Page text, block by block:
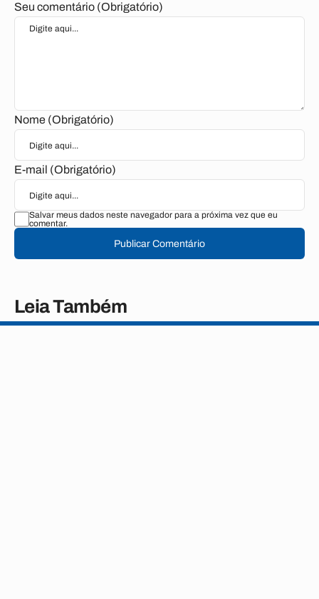
Seu comentário (Obrigatório)
Nome (Obrigatório)
E-mail (Obrigatório)
Salvar meus dados neste navegador para a próxima vez que eu
comentar.
Publicar Comentário
Leia Também